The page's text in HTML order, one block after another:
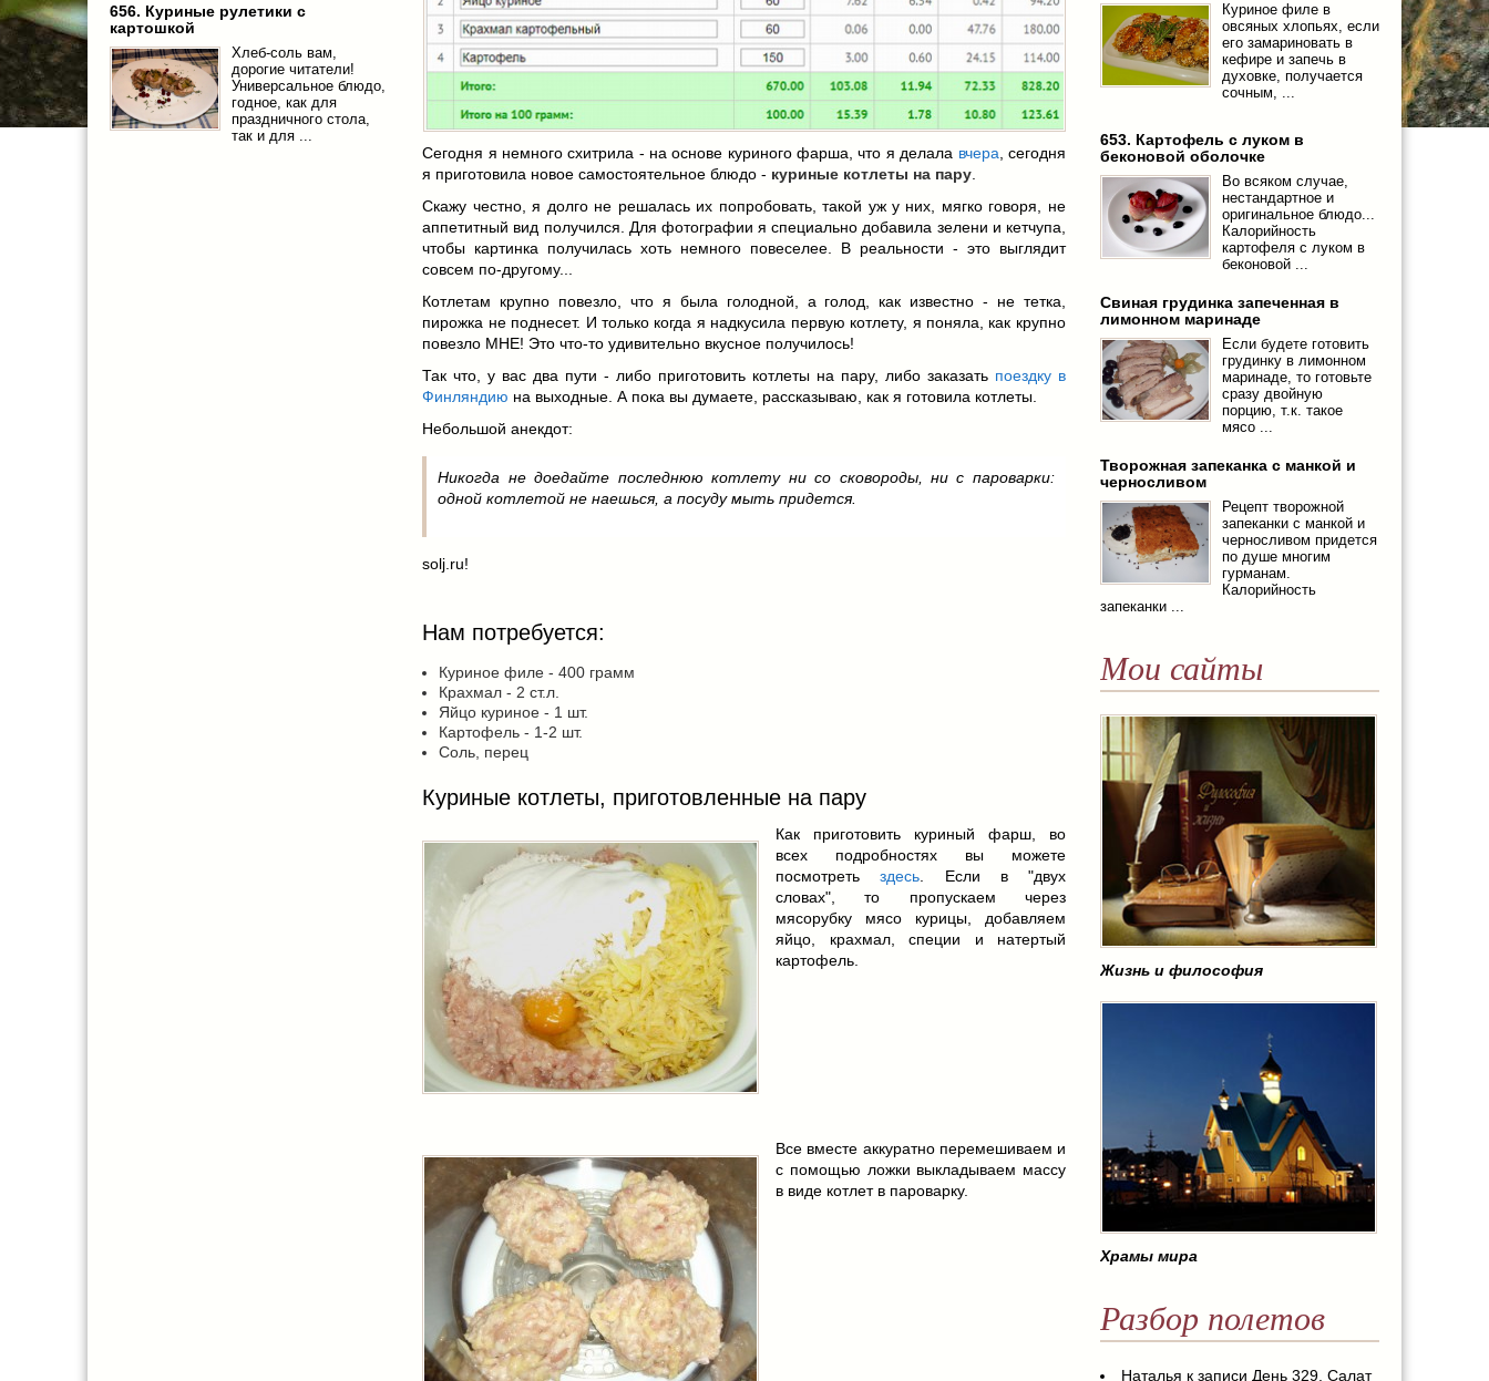
Сегодня я немного схитрила - на основе куриного фарша, что я делала вчера , сегодня
я приготовила новое самостоятельное блюдо - куриные котлеты на пару
Скажу честно, я долго не решалась их попробовать, такой уж у них, мягко говоря, не
аппетитный вид получился. Для фотографии я специально добавила зелени и кетчупа,
чтобы картинка получилась хоть немного повеселее. В реальности - это выглядит
совсем по-другому...
Котлетам крупно повезло, что я была голодной, а голод, как известно - не тетка,
пирожка не поднесет. И только когда я надкусила первую котлету, я поняла, как крупно
повезло МНЕ! Это что-то удивительно вкусное получилось!
Так что, у вас два пути - либо приготовить котлеты на пару, либо заказать поездку в
Финляндию на выходные . А пока вы думаете, рассказываю, как я готовила котлеты.
Небольшой анекдот:
Никогда не доедайте последнюю котлету ни со сковороды, ни с пароварки:
одной котлетой не наешься, а посуду мыть придется.
solj.ru!
Нам потребуется:
Куриное филе - 400 грамм
Крахмал - 2 ст.л.
Яйцо куриное - 1 шт.
Картофель - 1-2 шт.
Соль, перец
Куриные котлеты, приготовленные на пару
Как приготовить куриный фарш, во
всех подробностях вы можете
посмотретьздесь . Если в "двух
словах", то пропускаем через
мясорубку мясо курицы, добавляем
яйцо, крахмал, специи и натертый
картофель.
Все вместе аккуратно перемешиваем и
с помощью ложки выкладываем массу
в виде котлет в пароварку.
656. Куриные рулетики с
картошкой
Хлеб-соль вам,
дорогие читатели!
Универсальное блюдо,
годное, как для
праздничного стола,
так и для ...
Куриное филе в
овсяных хлопьях, если
его замариновать в
кефире и запечь в
духовке, получается
сочным, ...
653. Картофель с луком в
беконовой оболочке
Во всяком случае,
нестандартное и
оригинальное блюдо...
Калорийность
картофеля с луком в
беконовой ...
Свиная грудинка запеченная в
лимонном маринаде
Если будете готовить
грудинку в лимонном
маринаде, то готовьте
сразу двойную
порцию, т.к. такое
мясо ...
Творожная запеканка с манкой и
черносливом
Рецепт творожной
запеканки с манкой и
черносливом придется
по душе многим
гурманам.
Калорийность
запеканки ...
Мои сайты
Жизнь и философия
Храмы мира
Разбор полетов
Наталья к записи День 329. Салат